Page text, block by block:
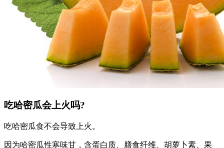
吃哈密瓜会上火吗?
吃哈密瓜食不会导致上火。
因为哈密瓜性寒味甘，含蛋白质、膳食纤维、胡萝卜素、果